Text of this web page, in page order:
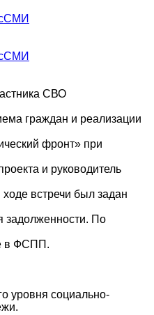
СМИ
СМИ
СВО
граждан и реализации
фронт» при
и руководитель
встречи был задан
задолженности. По
в ФСПП.
уровня социально-